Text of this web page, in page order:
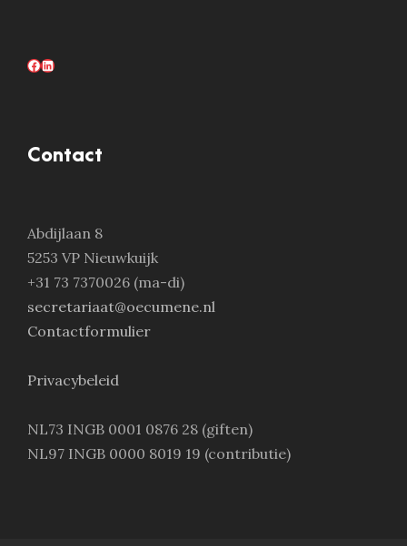
Facebook LinkedIn
Contact
Abdijlaan 8
5253 VP Nieuwkuijk
+31 73 7370026 (ma-di)
secretariaat@oecumene.nl
Contactformulier
Privacybeleid
NL73 INGB 0001 0876 28 (giften)
NL97 INGB 0000 8019 19 (contributie)